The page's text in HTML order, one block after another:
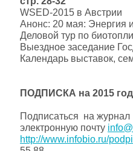
WSED-2015 в Австрии
Анонс: 20 мая: Энергия
Деловой тур по
Выездное заседание
Календарь выставок,
ПОДПИСКА на 2015 год
Подписаться на
электронную почту
http://www.infobio.ru/